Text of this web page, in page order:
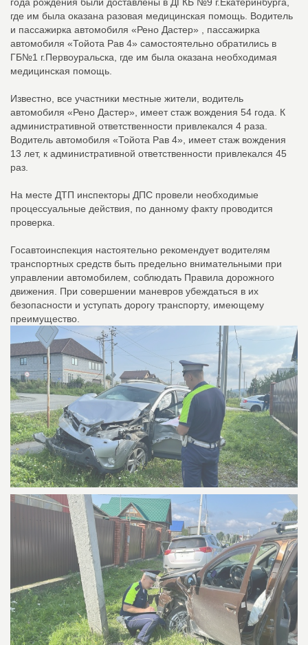
года рождения были доставлены в ДГКБ №9 г.Екатеринбурга,
где им была оказана разовая медицинская помощь. Водитель
и пассажирка автомобиля «Рено Дастер» , пассажирка
автомобиля «Тойота Рав 4» самостоятельно обратились в
ГБ№1 г.Первоуральска, где им была оказана необходимая
медицинская помощь.
Известно, все участники местные жители, водитель
автомобиля «Рено Дастер», имеет стаж вождения 54 года. К
административной ответственности привлекался 4 раза.
Водитель автомобиля «Тойота Рав 4», имеет стаж вождения
13 лет, к административной ответственности привлекался 45
раз.
На месте ДТП инспекторы ДПС провели необходимые
процессуальные действия, по данному факту проводится
проверка.
Госавтоинспекция настоятельно рекомендует водителям
транспортных средств быть предельно внимательными при
управлении автомобилем, соблюдать Правила дорожного
движения. При совершении маневров убеждаться в их
безопасности и уступать дорогу транспорту, имеющему
преимущество.